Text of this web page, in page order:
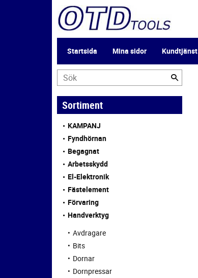
Startsida Mina sidor Kundtjänst
Sortiment
KAMPANJ
Fyndhörnan
Begagnat
Arbetsskydd
El-Elektronik
Fästelement
Förvaring
Handverktyg
Avdragare
Bits
Dornar
Dornpressar